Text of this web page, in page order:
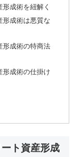
成術を紐解く
形成術は悪質な
形成術の特商法
形成術の仕掛け
ト資産形成